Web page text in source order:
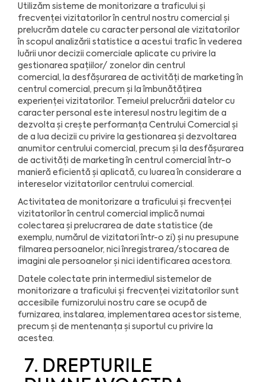
Utilizăm sisteme de monitorizare a traficului și
frecvenței vizitatorilor în centrul nostru comercial și
prelucrăm datele cu caracter personal ale vizitatorilor
în scopul analizării statistice a acestui trafic în vederea
luării unor decizii comerciale aplicate cu privire la
gestionarea spațiilor/ zonelor din centrul
comercial, la desfășurarea de activități de marketing în
centrul comercial, precum și la îmbunătățirea
experienței vizitatorilor. Temeiul prelucrării datelor cu
caracter personal este interesul nostru legitim de a
dezvolta și crește performanța Centrului Comercial și
de a lua decizii cu privire la gestionarea și dezvoltarea
anumitor centrului comercial, precum și la desfășurarea
de activități de marketing în centrul comercial într-o
manieră eficientă și aplicată, cu luarea în considerare a
intereselor vizitatorilor centrului comercial.
Activitatea de monitorizare a traficului și frecvenței
vizitatorilor în centrul comercial implică numai
colectarea și prelucrarea de date statistice (de
exemplu, numărul de vizitatori într-o zi) și nu presupune
filmarea persoanelor, nici înregistrarea/stocarea de
imagini ale persoanelor și nici identificarea acestora.
Datele colectate prin intermediul sistemelor de
monitorizare a traficului și frecvenței vizitatorilor sunt
accesibile furnizorului nostru care se ocupă de
furnizarea, instalarea, implementarea acestor sisteme,
precum și de mentenanța și suportul cu privire la
acestea.
7. DREPTURILE